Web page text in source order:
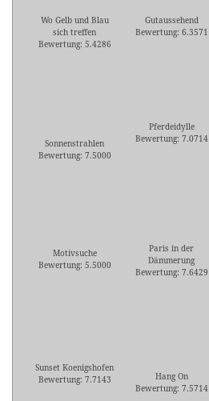
Wo Gelb und Blau
sich treffen
Bewertung: 5.4286
Gutaussehend
Bewertung: 6.3571
Sonnenstrahlen
Bewertung: 7.5000
Pferdeidylle
Bewertung: 7.0714
Motivsuche
Bewertung: 5.5000
Paris in der
Dämmerung
Bewertung: 7.6429
Sunset Koenigshofen
Bewertung: 7.7143
Hang On
Bewertung: 7.5714